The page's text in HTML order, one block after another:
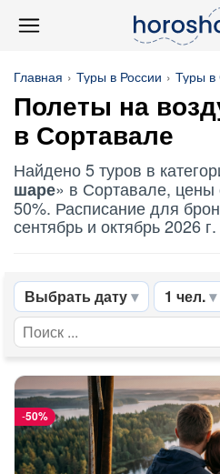
Главная Туры в России Туры в
Полеты на
в Сортавале
Найдено 5 туров в
шаре» в Сортавале, цены
50%. Расписание для
сентябрь и октябрь 2026 г.
Выбрать дату 1 чел.
-50%